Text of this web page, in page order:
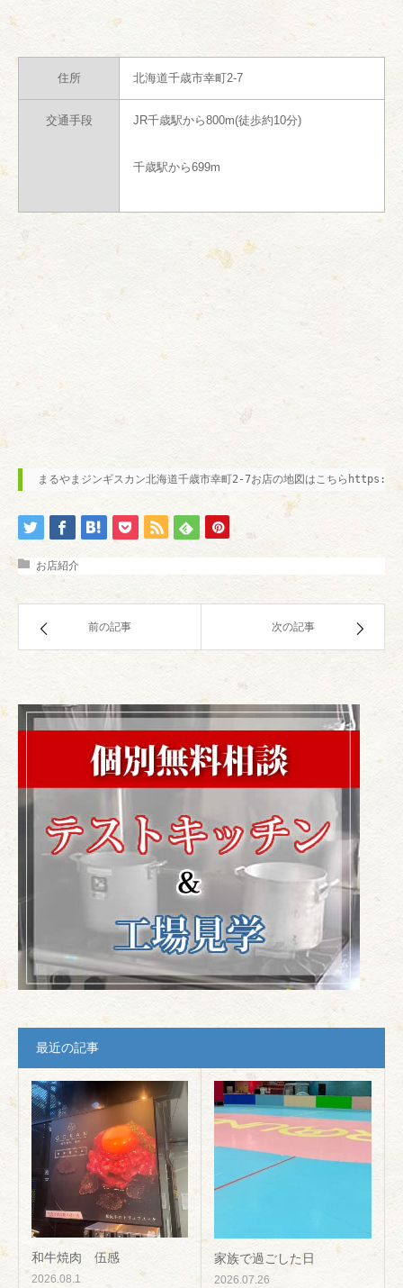
住所 北海道千歳市幸町2-7
交通手段 JR千歳駅から800m(徒歩約10分)
千歳駅から699m
まるやまジンギスカン北海道千歳市幸町2-7お店の地図はこちら
お店紹介
前の記事 次の記事
最近の記事
和牛焼肉 伍感
2026.08.1
家族で過ごした日
2026.07.26